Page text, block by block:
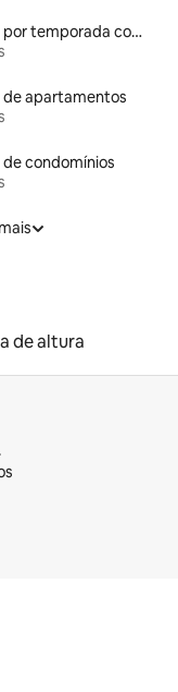
Aluguéis por temporada com acesso à praia
de apartamentos
condomínios
de altura